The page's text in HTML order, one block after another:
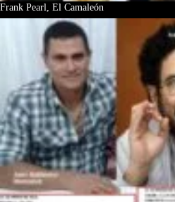
Frank Pearl, El Camaleón